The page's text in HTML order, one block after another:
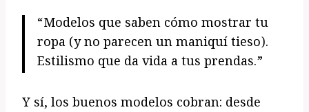
“Modelos que saben cómo mostrar tu
ropa (y no parecen un maniquí tieso).
Estilismo que da vida a tus prendas.”
Y sí, los buenos modelos cobran: desde